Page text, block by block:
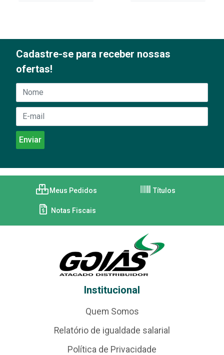
Cadastre-se para receber nossas
ofertas!
Meus Pedidos Títulos
Notas Fiscais
Institucional
Quem Somos
Relatório de igualdade salarial
Política de Privacidade